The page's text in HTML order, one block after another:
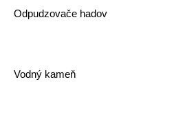
Odpudzovače hadov
Vodný kameň